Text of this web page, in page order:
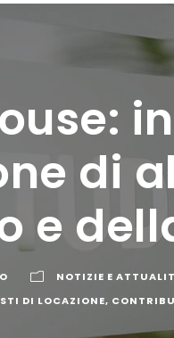
di
e
NOTIZIE E
DI LOCAZIONE,